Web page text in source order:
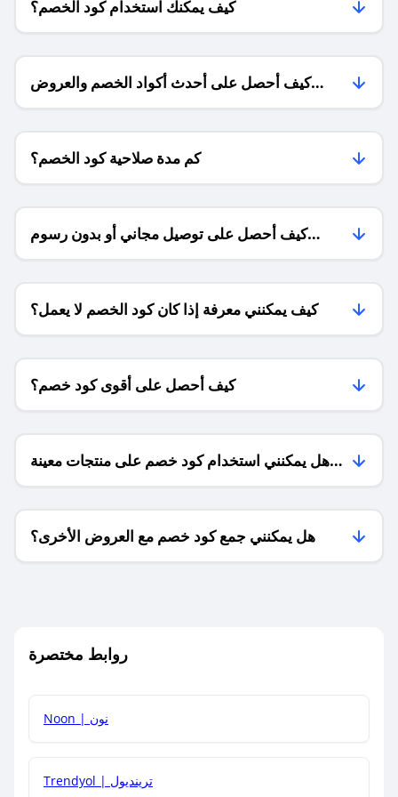
كيف يمكنك استخدام كود الخصم؟
كيف أحصل على أحدث أكواد الخصم والعروض
للمتاجر؟
كم مدة صلاحية كود الخصم؟
كيف أحصل على توصيل مجاني أو بدون رسوم
الشحن ؟
كيف يمكنني معرفة إذا كان كود الخصم لا يعمل؟
كيف أحصل على أقوى كود خصم؟
هل يمكنني استخدام كود خصم على منتجات معينة
فقط؟
هل يمكنني جمع كود خصم مع العروض الأخرى؟
روابط مختصرة
Noon | نون
Trendyol | ترينديول